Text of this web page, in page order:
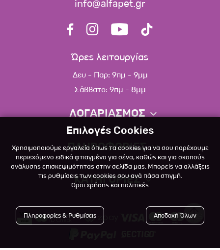
info@alfapet.gr
Ώρες λειτουργίας
Δευ - Παρ: 9πμ - 9μμ
Σάββατο: 9πμ - 8μμ
ΛΟΓΑΡΙΑΣΜΟΣ
Πληροφορίες λογαριασμού
Λίστα αγαπημένων
Πολιτική επιστροφών
ΠΛΗΡΟΦΟΡΙΕΣ
Σχετικά
Επικοινωνία
Blog
Όροι Χρήσης
ΚΑΤΗΓΟΡΙΕΣ
Επιλογές Cookies
Χρησιμοποιούμε εργαλεία όπως τα cookies για να σου παρέχουμε
περιεχόμενο ειδικά φτιαγμένο για σένα, καθώς και για σκοπούς
ανάλυσης επισκεψιμότητας στην σελίδα μας. Μπορείς να αλλάξεις
τις ρυθμίσεις των cookies σου ανά πάσα στιγμή.
Όροι χρήσης και πολιτικές
Πληροφορίες & Ρυθμίσεις Αποδοχή Όλων